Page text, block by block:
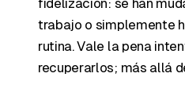
fidelización: se han
trabajo o simplemente
rutina. Vale la pena
recuperarlos; más allá